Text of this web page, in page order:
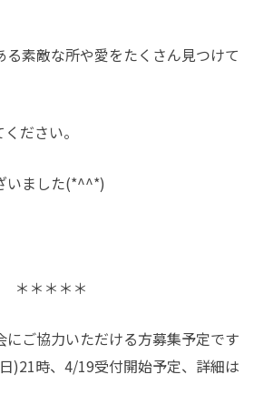
素敵な所や愛をたくさん見つけて
ださい。
いました(*^^*)
＊＊＊＊＊
ご協力いただける方募集予定です
)21時、4/19受付開始予定、詳細は